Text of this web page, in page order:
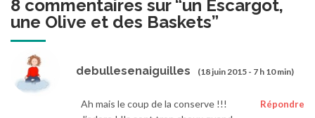
8 commentaires sur “un Escargot,
une Olive et des Baskets”
debullesenaiguilles (18 juin 2015 - 7 h 10 min)
Répondre
Ah mais le coup de la conserve !!!